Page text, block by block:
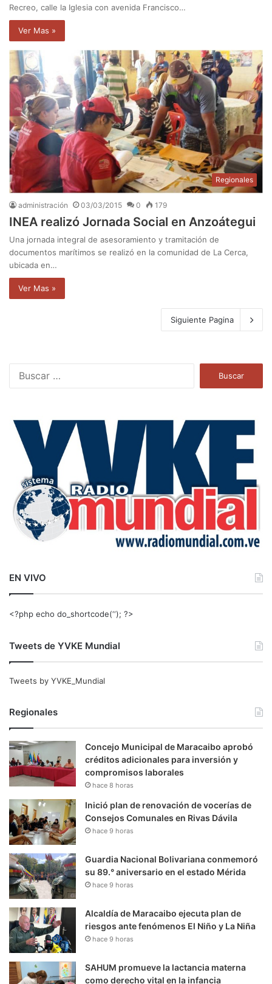
Recreo, calle la Iglesia con avenida Francisco…
Ver Mas »
Regionales
administración 03/03/2015 0 179
INEA realizó Jornada Social en Anzoátegui
Una jornada integral de asesoramiento y tramitación de
documentos marítimos se realizó en la comunidad de La Cerca,
ubicada en…
Ver Mas »
Siguiente Pagina
a
EN VIVO
<?php echo do_shortcode(‘‘); ?>
Tweets de YVKE Mundial
Tweets by YVKE_Mundial
Regionales
Concejo Municipal de Maracaibo aprobó
créditos adicionales para inversión y
compromisos laborales
hace 8 horas
Inició plan de renovación de vocerías de
Consejos Comunales en Rivas Dávila
hace 9 horas
Guardia Nacional Bolivariana conmemoró
su 89.° aniversario en el estado Mérida
hace 9 horas
Alcaldía de Maracaibo ejecuta plan de
riesgos ante fenómenos El Niño y La Niña
hace 9 horas
SAHUM promueve la lactancia materna
como derecho vital en la infancia